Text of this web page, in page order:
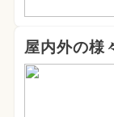
屋内外の様